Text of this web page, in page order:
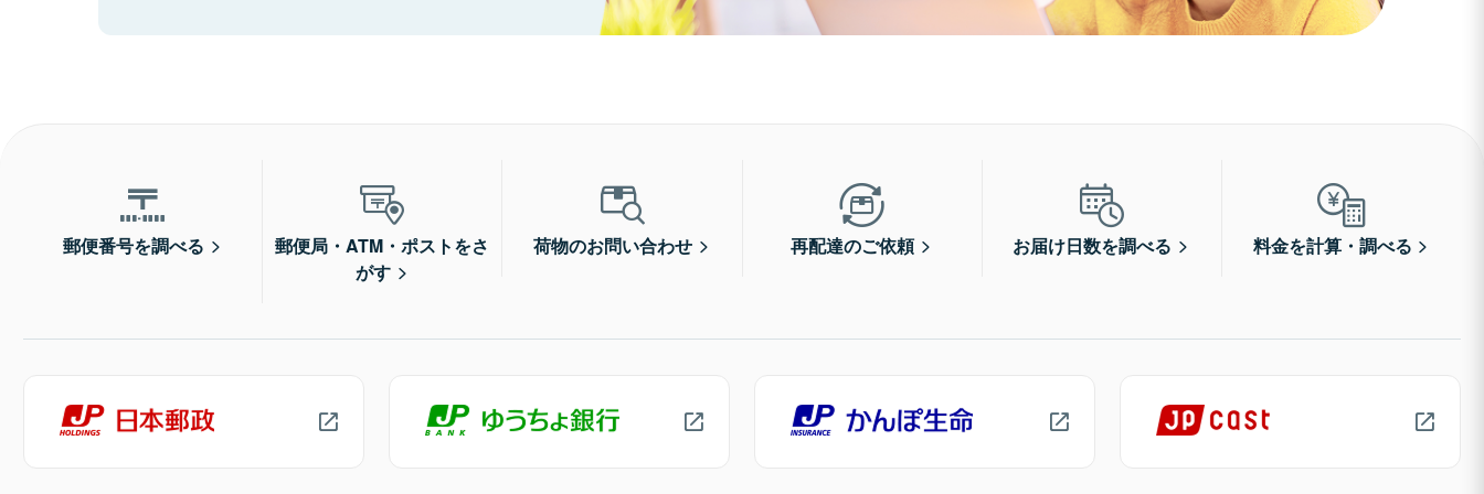
郵便番号を調べる
郵便局・ATM・ポストをさ
がす
荷物のお問い合わせ 再配達のご依頼 お届け日数を調べる 料金を計算・調べる